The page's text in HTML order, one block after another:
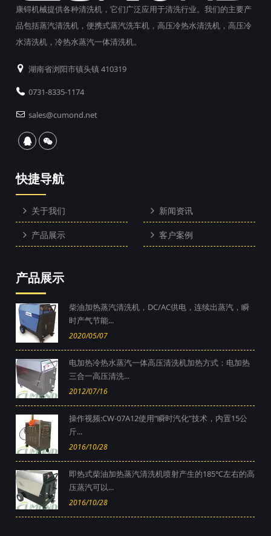
康锝机械提供各种清洗机，它们广泛应用于清洗行业。我们的主要产
品包括蒸汽清洗机，便携式蒸汽洗车机，高压冷热水清洗机，高压冷
水清洗机，冷热水蒸汽一体清洗机。
湖南省浏阳市镇头镇 410319
0731-8335-1174
sales@cumond.net
快捷导航
关于我们 新闻资讯
产品展示 客户案例
产品展示
柴油加热蒸汽清洗机，DC/AC供电，连续出蒸汽，瞬
时产气节能...
2020/05/07
电加热冷热水蒸汽一体高压清洗机加热方式：电加热
三合一高压清洗...
2012/07/16
操作视频:CW-07A12使用“瞬时汽化”技术，内置15公
斤...
2016/10/28
即热式柴油加热蒸汽清洗机喷射产生的185℃左右的高
压蒸汽可以...
2016/10/28